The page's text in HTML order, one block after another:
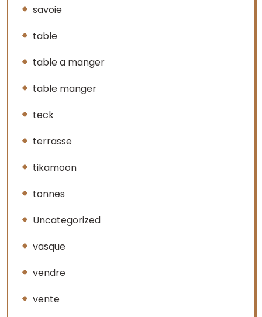
savoie
table
table a manger
table manger
teck
terrasse
tikamoon
tonnes
Uncategorized
vasque
vendre
vente